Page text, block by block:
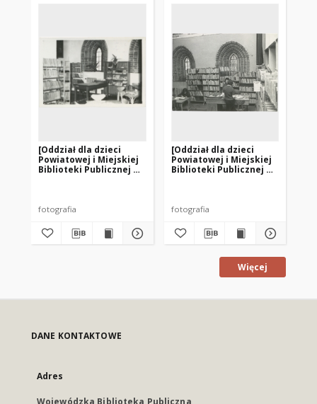
[Oddział dla dzieci
Powiatowej i Miejskiej
Biblioteki Publicznej w
fotografia
[Oddział dla dzieci
Powiatowej i Miejskiej
Biblioteki Publicznej w
fotografia
Więcej
DANE KONTAKTOWE
Adres
Wojewódzka Biblioteka Publiczna